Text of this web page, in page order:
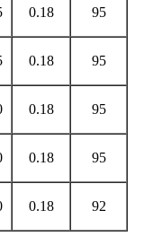
0.18 95
0.18 95
0.18 95
0.18 95
0.18 92